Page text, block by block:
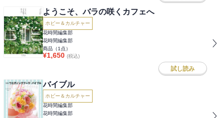
ようこそ、バラの咲くカフェへ
ホビー＆カルチャー
花時間編集部
花時間編集部
商品（1 点）
¥1,650 (税込)
試し読み
バイブル
ホビー＆カルチャー
花時間編集部
花時間編集部